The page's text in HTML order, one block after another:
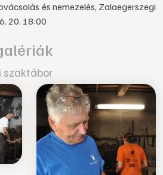
és nemezelés, Zalaegerszegi
20. 18:00
szaktábor